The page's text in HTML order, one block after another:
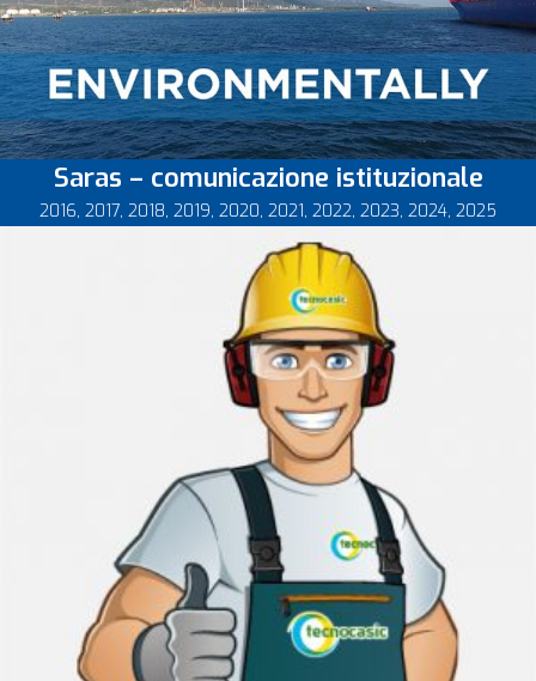
Saras – comunicazione istituzionale
2016, 2017, 2018, 2019, 2020, 2021, 2022, 2023, 2024, 2025